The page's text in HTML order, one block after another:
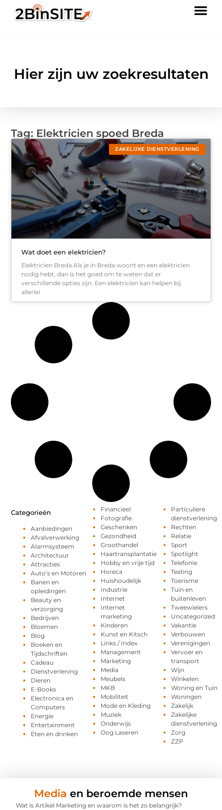
Hier zijn uw zoekresultaten
Tag: Elektricien spoed Breda
ZAKELIJKE DIENSTVERLENING
Wat doet een elektricien?
Elektricien Breda Als je in Breda woont en een elektricien
nodig hebt, dan is het goed om te weten dat er
verschillende opties zijn. Een elektricien kan helpen bij
allerlei
Categorieën
Aanbiedingen
Afvalverwerking
Alarmsysteem
Architectuur
Attracties
Auto’s en Motoren
Banen en
opleidingen
Beauty en
verzorging
Bedrijven
Bloemen
Blog
Boeken en
Tijdschriften
Cadeau
Dienstverlening
Dieren
E-Books
Electronica en
Computers
Energie
Entertainment
Eten en drinken
Financieel
Fotografie
Geschenken
Gezondheid
Groothandel
Haartransplantatie
Hobby en vrije tijd
Horeca
Huishoudelijk
Industrie
Internet
Internet
marketing
Kinderen
Kunst en Kitsch
Links / Index
Management
Marketing
Media
Meubels
MKB
Mobiliteit
Mode en Kleding
Muziek
Onderwijs
Oog Laseren
Particuliere
dienstverlening
Rechten
Relatie
Sport
Spotlight
Telefonie
Testing
Toerisme
Tuin en
buitenleven
Tweewielers
Uncategorized
Vakantie
Verbouwen
Verenigingen
Vervoer en
transport
Wijn
Winkelen
Woning en Tuin
Woningen
Zakelijk
Zakelijke
dienstverlening
Zorg
ZZP
Media en beroemde mensen
Wat is Artikel Marketing en waarom is het zo belangrijk?